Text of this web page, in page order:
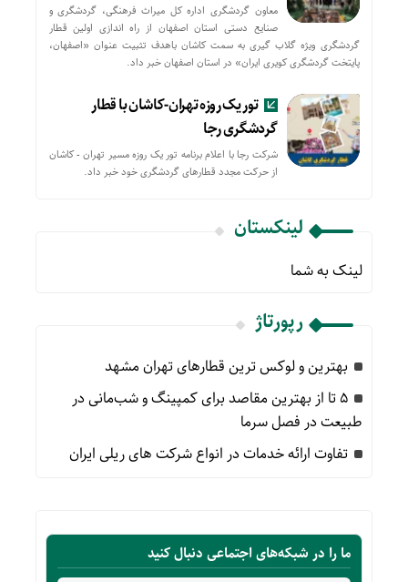
معاون گردشگری اداره کل میراث فرهنگی، گردشگری و
صنایع دستی استان اصفهان از راه اندازی اولین قطار
گردشگری ویژه گلاب گیری به سمت کاشان باهدف تثبیت عنوان «اصفهان،
پایتخت گردشگری کویری ایران» در استان اصفهان خبر داد.
تور یک روزه تهران-کاشان با قطار
گردشگری رجا
شرکت رجا با اعلام برنامه تور یک روزه مسیر تهران - کاشان
از حركت مجدد قطارهای گردشگری خود خبر داد.
لینکستان
لینک به شما
رپورتاژ
بهترین و لوکس ترین قطارهای تهران مشهد
۵ تا از بهترین مقاصد برای کمپینگ و شب‌مانی در
طبیعت در فصل سرما
تفاوت ارائه خدمات در انواع شرکت های ریلی ایران
ما را در شبکه‌های اجتماعی دنبال کنید